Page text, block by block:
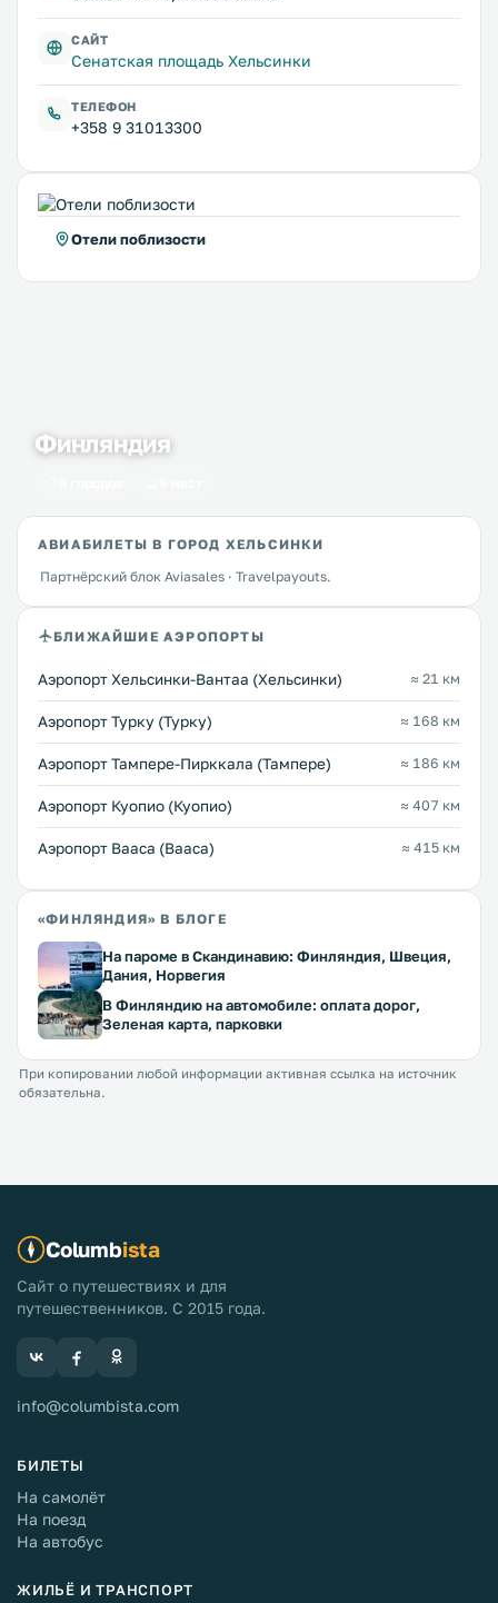
САЙТ
Сенатская площадь Хельсинки
ТЕЛЕФОН
+358 9 31013300
Отели поблизости
Финляндия
АВИАБИЛЕТЫ В ГОРОД ХЕЛЬСИНКИ
Партнёрский блок Aviasales · Travelpayouts.
БЛИЖАЙШИЕ АЭРОПОРТЫ
Аэропорт Хельсинки-Вантаа (Хельсинки) ≈ 21 км
Аэропорт Турку (Турку) ≈ 168 км
Аэропорт Тампере-Пирккала (Тампере) ≈ 186 км
Аэропорт Куопио (Куопио) ≈ 407 км
Аэропорт Вааса (Вааса) ≈ 415 км
«ФИНЛЯНДИЯ» В БЛОГЕ
На пароме в Скандинавию: Финляндия, Швеция,
Дания, Норвегия
В Финляндию на автомобиле: оплата дорог,
Зеленая карта, парковки
При копировании любой информации активная ссылка на источник
обязательна.
Columbista
Сайт о путешествиях и для
путешественников. С 2015 года.
info@columbista.com
БИЛЕТЫ
На самолёт
На поезд
На автобус
ЖИЛЬЁ И ТРАНСПОРТ